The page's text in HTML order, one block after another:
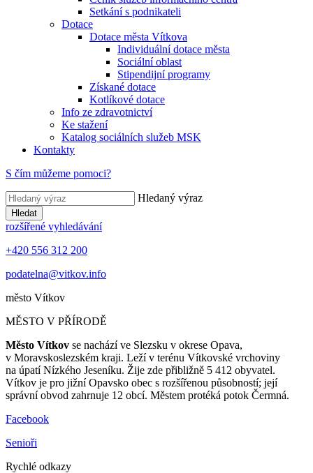
Setkání s podnikateli
Dotace
Dotace města Vítkova
Individuální dotace města
Sociální oblast
Stipendijní programy
Získané dotace
Kotlíkové dotace
Info ze zdravotnictví
Ke stažení
Katalog sociálních služeb MSK
Kontakty
S čím můžeme pomoci?
Hledaný výraz
Hledat
rozšířené vyhledávání
+420 556 312 200
podatelna@vitkov.info
město Vítkov
MĚSTO V PŘÍRODĚ
Město Vítkov se nachází ve Slezsku v okrese Opava,
v Moravskoslezském kraji. Leží v terénu Vítkovské vrchoviny
na úpatí Nízkého Jeseníku. Žije zde přibližně 5 412 obyvatel.
Vítkov je pro jižní Opavsko obec s rozšířenou působností; její
správní obvod zahrnuje 12 obcí. Městem protéká potok Čermná.
Facebook
Senioři
Rychlé odkazy